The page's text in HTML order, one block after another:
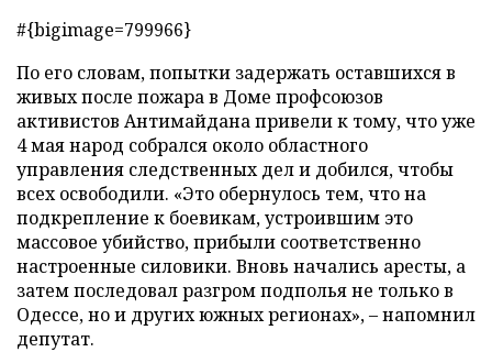
#{bigimage=799966}
По его словам, попытки задержать оставшихся в
живых после пожара в Доме профсоюзов
активистов Антимайдана привели к тому, что уже
4 мая народ собрался около областного
управления следственных дел и добился, чтобы
всех освободили. «Это обернулось тем, что на
подкрепление к боевикам, устроившим это
массовое убийство, прибыли соответственно
настроенные силовики. Вновь начались аресты, а
затем последовал разгром подполья не только в
Одессе, но и других южных регионах», – напомнил
депутат.